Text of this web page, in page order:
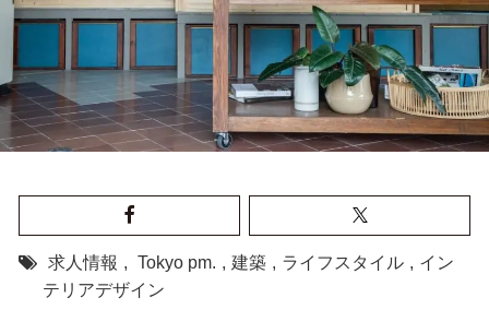
求人情報 , Tokyo pm. , 建築 , ライフスタイル , イン
テリアデザイン